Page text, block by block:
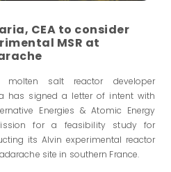
CEA to consider
MSR at
molten salt reactor developer
has signed a letter of intent with
Energies & Atomic Energy
for a feasibility study for
its Alvin experimental reactor
site in southern France.